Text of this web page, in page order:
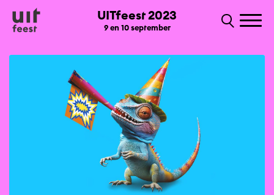
UITfeest 2023
9 en 10 september